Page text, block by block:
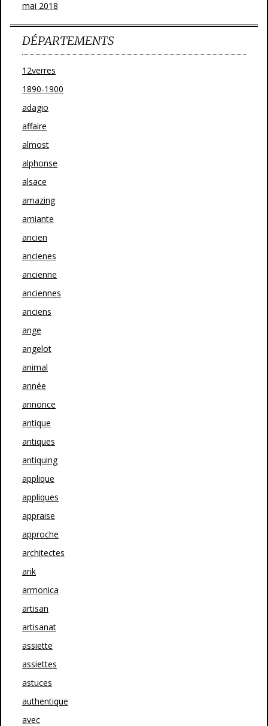
mai 2018
DÉPARTEMENTS
12verres
1890-1900
adagio
affaire
almost
alphonse
alsace
amazing
amiante
ancien
ancienes
ancienne
anciennes
anciens
ange
angelot
animal
année
annonce
antique
antiques
antiquing
applique
appliques
appraise
approche
architectes
arik
armonica
artisan
artisanat
assiette
assiettes
astuces
authentique
avec